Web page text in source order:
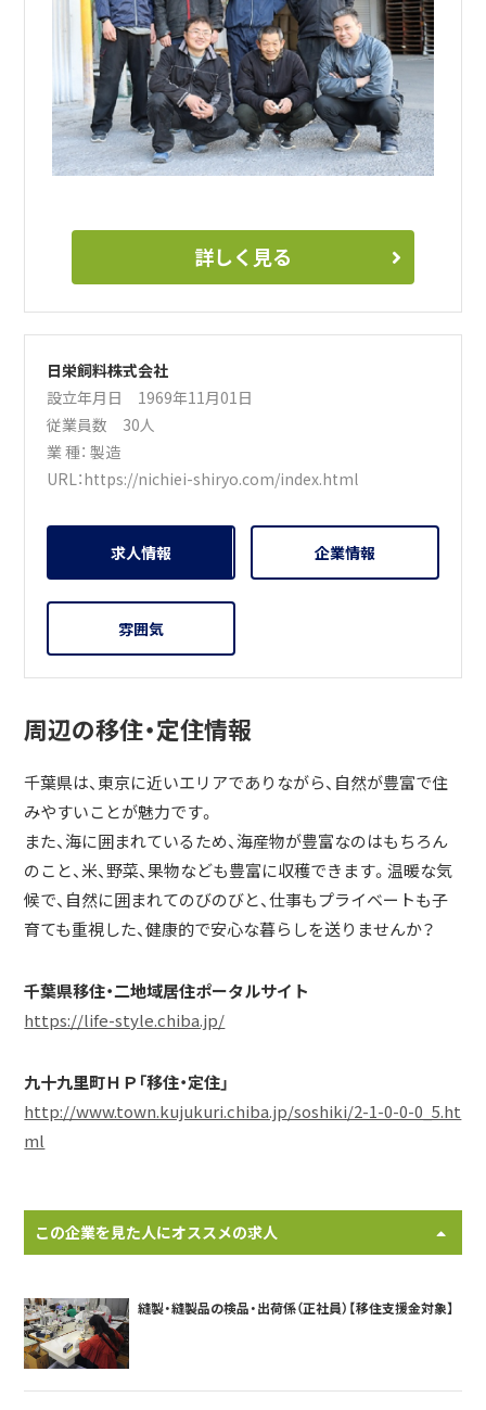
詳しく見る
日栄飼料株式会社
設立年月日 1969年11月01日
従業員数 30人
業 種：製造
URL：https://nichiei-shiryo.com/index.html
求人情報 企業情報
雰囲気
周辺の移住・定住情報
千葉県は、東京に近いエリアでありながら、自然が豊富で住
みやすいことが魅力です。
また、海に囲まれているため、海産物が豊富なのはもちろん
のこと、米、野菜、果物なども豊富に収穫できます。温暖な気
候で、自然に囲まれてのびのびと、仕事もプライベートも子
育ても重視した、健康的で安心な暮らしを送りませんか？
千葉県移住・二地域居住ポータルサイト
https://life-style.chiba.jp/
九十九里町ＨＰ「移住・定住」
http://www.town.kujukuri.chiba.jp/soshiki/2-1-0-0-0_5.ht
ml
この企業を見た人にオススメの求人
縫製・縫製品の検品・出荷係（正社員）【移住支援金対象】